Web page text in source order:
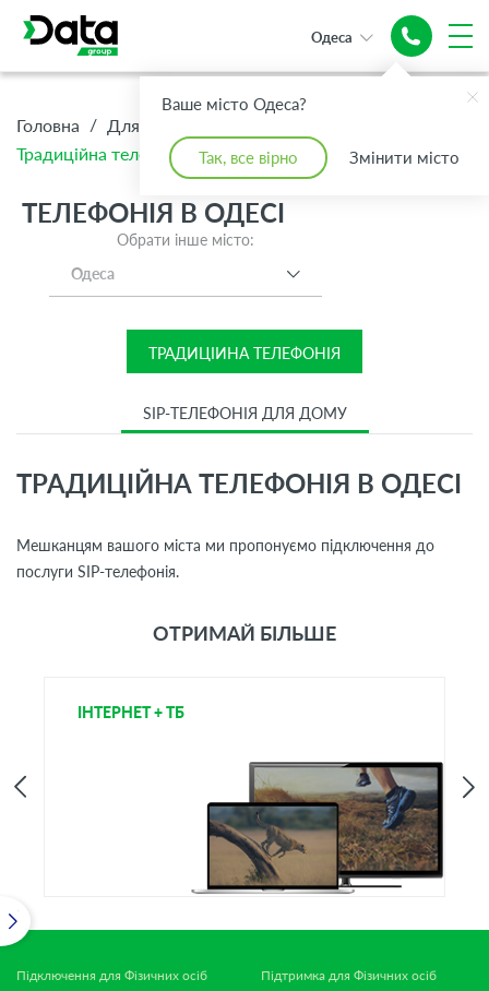
Ваше місто Одеса?
Так, все вірно Змінити місто
Одеса
Головна / Для Дому
Традиційна телефонія
ТЕЛЕФОНІЯ В ОДЕСІ
Обрати інше місто:
Одеса
ТРАДИЦІЙНА ТЕЛЕФОНІЯ
SIP-ТЕЛЕФОНІЯ ДЛЯ ДОМУ
ТРАДИЦІЙНА ТЕЛЕФОНІЯ В ОДЕСІ
Мешканцям вашого міста ми пропонуємо підключення до
послуги SIP-телефонія.
ОТРИМАЙ БІЛЬШЕ
ІНТЕРНЕТ + ТБ
Підключення для Фізичних осіб Підтримка для Фізичних осіб